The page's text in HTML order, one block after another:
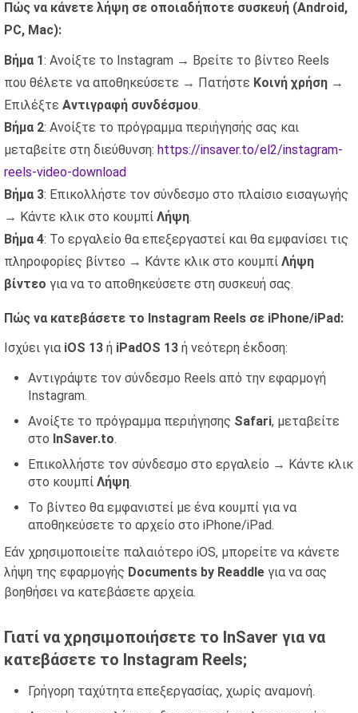
Πώς να κάνετε λήψη σε οποιαδήποτε συσκευή (Android,
PC, Mac):
Βήμα 1: Ανοίξτε το Instagram → Βρείτε το βίντεο Reels
που θέλετε να αποθηκεύσετε → Πατήστε Κοινή χρήση →
Επιλέξτε Αντιγραφή συνδέσμου.
Βήμα 2: Ανοίξτε το πρόγραμμα περιήγησής σας και
μεταβείτε στη διεύθυνση: https://insaver.to/el2/instagram-
reels-video-download
Βήμα 3: Επικολλήστε τον σύνδεσμο στο πλαίσιο εισαγωγής
→ Κάντε κλικ στο κουμπί Λήψη.
Βήμα 4: Το εργαλείο θα επεξεργαστεί και θα εμφανίσει τις
πληροφορίες βίντεο → Κάντε κλικ στο κουμπί Λήψη
βίντεο για να το αποθηκεύσετε στη συσκευή σας.
Πώς να κατεβάσετε το Instagram Reels σε iPhone/iPad:
Ισχύει για iOS 13 ή iPadOS 13 ή νεότερη έκδοση:
Αντιγράψτε τον σύνδεσμο Reels από την εφαρμογή
Instagram.
Ανοίξτε το πρόγραμμα περιήγησης Safari, μεταβείτε
στο InSaver.to.
Επικολλήστε τον σύνδεσμο στο εργαλείο → Κάντε κλικ
στο κουμπί Λήψη.
Το βίντεο θα εμφανιστεί με ένα κουμπί για να
αποθηκεύσετε το αρχείο στο iPhone/iPad.
Εάν χρησιμοποιείτε παλαιότερο iOS, μπορείτε να κάνετε
λήψη της εφαρμογής Documents by Readdle για να σας
βοηθήσει να κατεβάσετε αρχεία.
Γιατί να χρησιμοποιήσετε το InSaver για να
κατεβάσετε το Instagram Reels;
Γρήγορη ταχύτητα επεξεργασίας, χωρίς αναμονή.